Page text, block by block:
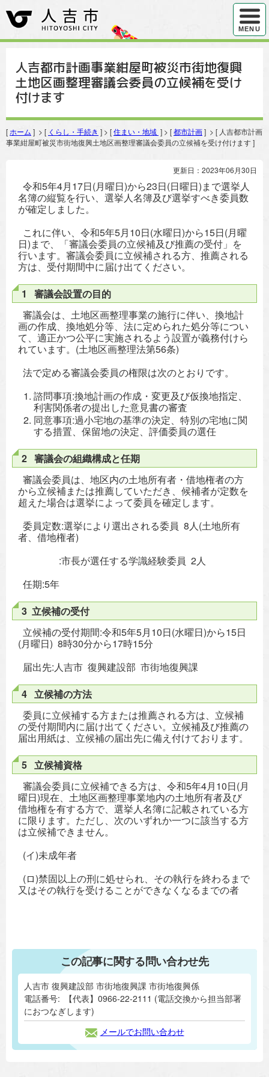
ハンバ
MENU
人吉都市計画事業紺屋町被災市街地復興
土地区画整理審議会委員の立候補を受け
付けます
[ ホーム ] > [ くらし・手続き ] > [住まい・地域 ] > [都市計画] > [ 人吉都市計画
事業紺屋町被災市街地復興土地区画整理審議会委員の立候補を受け付けます ]
更新日：2023年06月30日
令和5年4月17日(月曜日)から23日(日曜日)まで選挙人
名簿の縦覧を行い、選挙人名簿及び選挙すべき委員数
が確定しました。
これに伴い、令和5年5月10日(水曜日)から15日(月曜
日)まで、「審議会委員の立候補及び推薦の受付」を
行います。審議会委員に立候補される方、推薦される
方は、受付期間中に届け出てください。
1 審議会設置の目的
審議会は、土地区画整理事業の施行に伴い、換地計
画の作成、換地処分等、法に定められた処分等につい
て、適正かつ公平に実施されるよう設置が義務付けら
れています。(土地区画整理法第56条)
法で定める審議会委員の権限は次のとおりです。
諮問事項:換地計画の作成・変更及び仮換地指定、
利害関係者の提出した意見書の審査
同意事項:過小宅地の基準の決定、特別の宅地に関
する措置、保留地の決定、評価委員の選任
2 審議会の組織構成と任期
審議会委員は、地区内の土地所有者・借地権者の方
から立候補または推薦していただき、候補者が定数を
超えた場合は選挙によって委員を確定します。
委員定数:選挙により選出される委員 8人(土地所有
者、借地権者)
:市長が選任する学識経験委員 2人
任期:5年
3 立候補の受付
立候補の受付期間:令和5年5月10日(水曜日)から15日
(月曜日) 8時30分から17時15分
届出先:人吉市 復興建設部 市街地復興課
4 立候補の方法
委員に立候補する方または推薦される方は、立候補
の受付期間内に届け出てください。立候補及び推薦の
届出用紙は、立候補の届出先に備え付けております。
5 立候補資格
審議会委員に立候補できる方は、令和5年4月10日(月
曜日)現在、土地区画整理事業地内の土地所有者及び
借地権を有する方で、選挙人名簿に記載されている方
に限ります。ただし、次のいずれか一つに該当する方
は立候補できません。
(イ)未成年者
(ロ)禁固以上の刑に処せられ、その執行を終わるまで
又はその執行を受けることができなくなるまでの者
この記事に関する問い合わせ先
人吉市 復興建設部 市街地復興課 市街地復興係
電話番号:
【代表】0966-22-2111 (電話交換から担当部署
におつなぎします)
メールでお問い合わせ